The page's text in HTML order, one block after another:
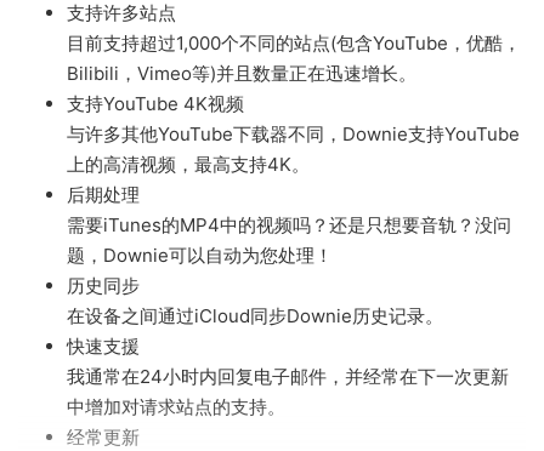
支持许多站点
目前支持超过1,000个不同的站点(包含YouTube，优酷，
Bilibili，Vimeo等)并且数量正在迅速增长。
支持YouTube 4K视频
与许多其他YouTube下载器不同，Downie支持YouTube
上的高清视频，最高支持4K。
后期处理
需要iTunes的MP4中的视频吗？还是只想要音轨？没问
题，Downie可以自动为您处理！
历史同步
在设备之间通过iCloud同步Downie历史记录。
快速支援
我通常在24小时内回复电子邮件，并经常在下一次更新
中增加对请求站点的支持。
经常更新